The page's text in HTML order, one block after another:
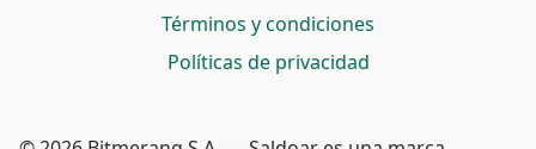
Términos y condiciones
Políticas de privacidad